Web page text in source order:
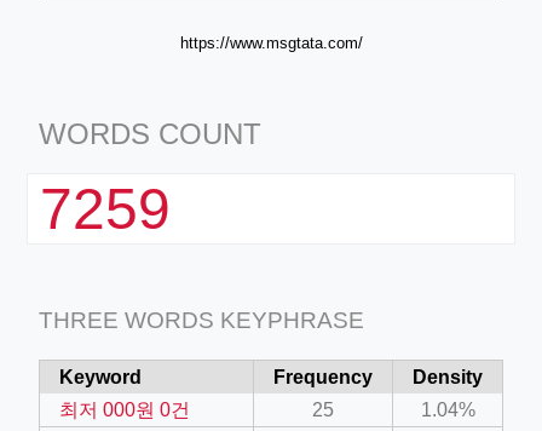
https://www.msgtata.com/
WORDS COUNT
7259
THREE WORDS KEYPHRASE
Keyword Frequency
Density
최저 000원 0건
25
1.04%